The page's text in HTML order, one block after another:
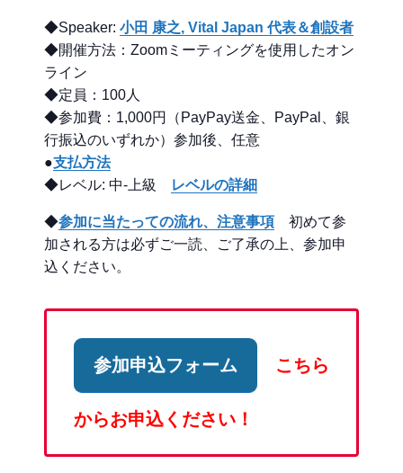
◆Speaker: 小田 康之, Vital Japan 代表＆創設者
◆開催方法：Zoomミーティングを使用したオン
ライン
◆定員：100人
◆参加費：1,000円（PayPay送金、PayPal、銀
行振込のいずれか）参加後、任意
●支払方法
◆レベル: 中-上級
レベルの詳細
◆参加に当たっての流れ、注意事項 初めて参
加される方は必ずご一読、ご了承の上、参加申
込ください。
参加申込フォーム こちら
からお申込ください！